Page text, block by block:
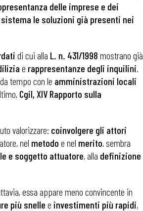
delle imprese e dei
le soluzioni già presenti nei
di cui alla L. n. 431/1998 mostrano già
e rappresentanze degli inquilini.
tempo con le amministrazioni locali
Cgil, XIV Rapporto sulla
valorizzare: coinvolgere gli attori
nel metodo e nel merito, sembra
e soggetto attuatore, alla definizione
essa appare meno convincente in
più snelle e investimenti più rapidi,